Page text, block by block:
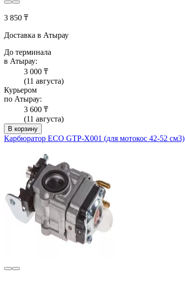
3 850 ₸
Доставка в Атырау
До терминала
в Атырау:
3 000 ₸
(11 августа)
Курьером
по Атырау:
3 600 ₸
(11 августа)
В корзину
Карбюратор ECO GTP-X001 (для мотокос 42-52 см3)